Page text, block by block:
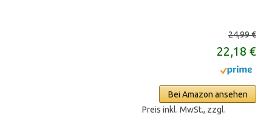
24,99 €
22,18 €
Bei Amazon ansehen
Preis inkl. MwSt., zzgl.